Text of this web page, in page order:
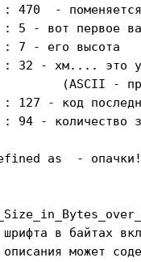
-
вот первое
- его высота
- хм.... это у
(ASCII -
- код
- количество
as  - опачки!
в байтах
может